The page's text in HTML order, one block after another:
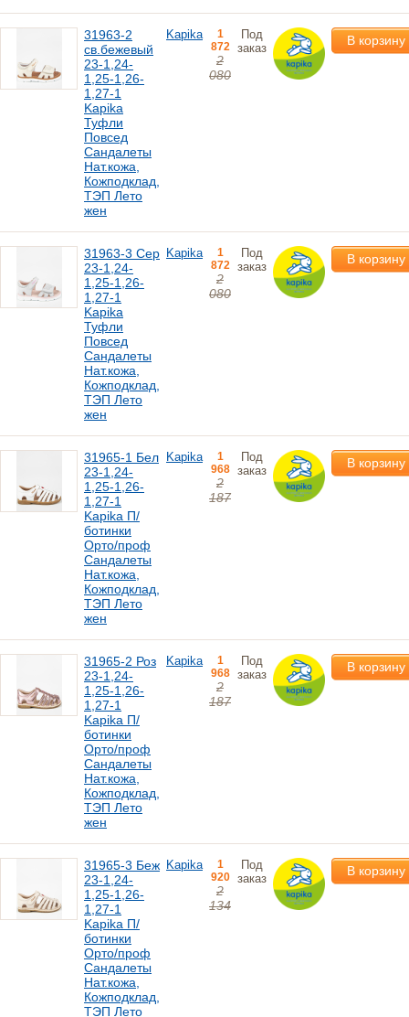
31963-2
св.бежевый
23-1,24-
1,25-1,26-
1,27-1
Kapika
Туфли
Повсед
Сандалеты
Нат.кожа,
Кожподклад,
ТЭП Лето
жен
Kapika
1
872
2
080
Под
заказ
В корзину
31963-3 Сер
23-1,24-
1,25-1,26-
1,27-1
Kapika
Туфли
Повсед
Сандалеты
Нат.кожа,
Кожподклад,
ТЭП Лето
жен
Kapika
1
872
2
080
Под
заказ
В корзину
31965-1 Бел
23-1,24-
1,25-1,26-
1,27-1
Kapika П/
ботинки
Орто/проф
Сандалеты
Нат.кожа,
Кожподклад,
ТЭП Лето
жен
Kapika
1
968
2
187
Под
заказ
В корзину
31965-2 Роз
23-1,24-
1,25-1,26-
1,27-1
Kapika П/
ботинки
Орто/проф
Сандалеты
Нат.кожа,
Кожподклад,
ТЭП Лето
жен
Kapika
1
968
2
187
Под
заказ
В корзину
31965-3 Беж
23-1,24-
1,25-1,26-
1,27-1
Kapika П/
ботинки
Орто/проф
Сандалеты
Нат.кожа,
Кожподклад,
ТЭП Лето
Kapika
1
920
2
134
Под
заказ
В корзину